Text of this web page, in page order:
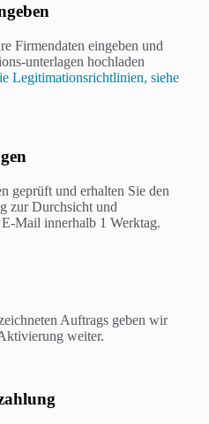
Firmendaten eingeben und
unterlagen hochladen
Legitimationsrichtlinien, siehe
geprüft und erhalten Sie den
zur Durchsicht und
Mail innerhalb 1 Werktag.
Auftrags geben wir
weiter.